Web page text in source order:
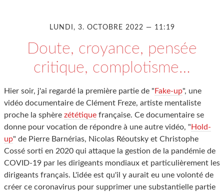
LUNDI, 3. OCTOBRE 2022 — 11:19
Doute, croyance, pensée
critique, complotisme…
Hier soir, j'ai regardé la première partie de " Fake-up", une
vidéo documentaire de Clément Freze, artiste mentaliste
proche la sphère zététique française. Ce documentaire se
donne pour vocation de répondre à une autre vidéo, " Hold-
up" de Pierre Barnérias, Nicolas Réoutsky et Christophe
Cossé sorti en 2020 qui attaque la gestion de la pandémie de
COVID-19 par les dirigeants mondiaux et particulièrement les
dirigeants français. L'idée est qu'il y aurait eu une volonté de
créer ce coronavirus pour supprimer une substantielle partie